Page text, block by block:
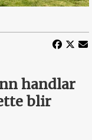
handlar
blir